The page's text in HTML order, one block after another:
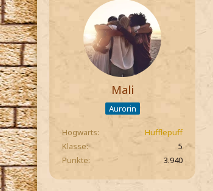
Mali
Aurorin
Hogwarts
Hufflepuff
Klasse
5
Punkte
3.940